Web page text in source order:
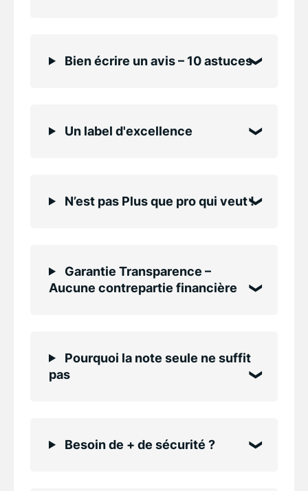
Bien écrire un avis – 10 astuces
Un label d'excellence
N’est pas Plus que pro qui veut !
Garantie Transparence –
Aucune contrepartie financière
Pourquoi la note seule ne suffit
pas
Besoin de + de sécurité ?